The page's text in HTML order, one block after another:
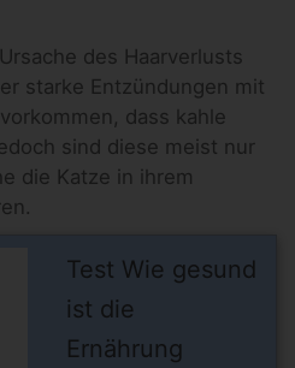
des Haarverlusts
starke Entzündungen mit
dass kahle
sind diese meist nur
die Katze in ihrem
Test Wie gesund
ist die
Ernährung